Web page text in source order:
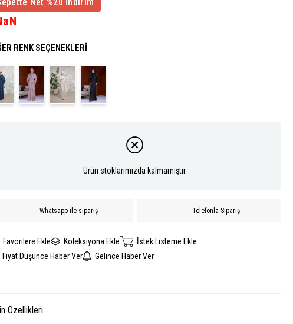
RENK SEÇENEKLERI
Ürün stoklarımızda kalmamıştır.
Whatsapp ile sipariş Telefonla Sipariş
Favorilere Ekle Koleksiyona Ekle
İstek Listeme Ekle
Fiyat Düşünce Haber Ver
Gelince Haber Ver
Özellikleri